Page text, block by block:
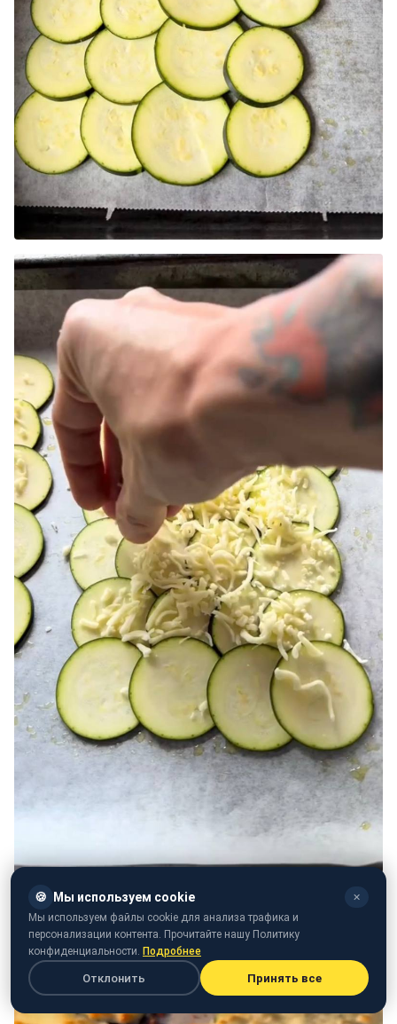
🍪 Мы используем cookie ✕
Мы используем файлы cookie для анализа трафика и
персонализации контента. Прочитайте нашу Политику
конфиденциальности. Подробнее
Отклонить Принять все